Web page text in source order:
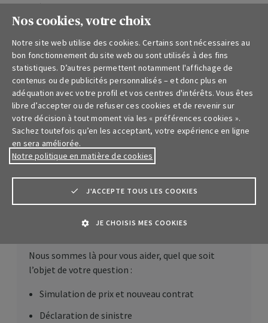
privée.
Vous avez une question ?
Nous sommes à votre écoute ! N’hésitez pas à
utiliser les liens ci-dessous pour nous contacter.
Nous nous engageons à vous répondre dans les
meilleurs délais.
Posez votre question
Nous sommes là pour vous aider, quel que soit
l’objet de votre question :
Simulation de prix et nouveau contrat
Déclaration de sinistre
Nos cookies, votre choix
Notre site web utilise des cookies. Certains sont nécessaires au
bon fonctionnement du site web ou sont utilisés à des fins
statistiques. D’autres permettent notamment l'affichage de
contenus ou de publicités personnalisés – et donc plus en
adéquation avec votre profil et vos centres d'intérêts. Vous êtes
libre d’accepter ou de refuser ces cookies et de revenir sur
votre décision à tout moment via les « préférences cookies ».
Sachez toutefois qu’en les acceptant, votre expérience en ligne
en sera améliorée.
Notre politique en matière de cookies
J'ACCEPTE TOUS LES COOKIES
JE CHOISIS MES COOKIES